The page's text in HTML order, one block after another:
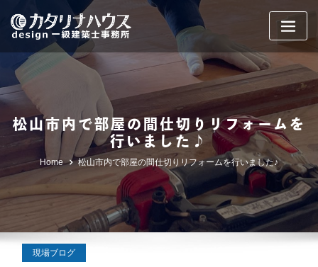
content
松山市内で部屋の間仕切りリフォームを
行いました♪
Home 松山市内で部屋の間仕切りリフォームを行いました♪
現場ブログ